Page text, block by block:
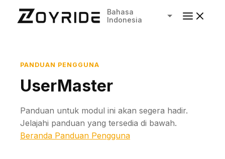
Bahasa
Indonesia
PANDUAN PENGGUNA
UserMaster
Panduan untuk modul ini akan segera hadir.
Jelajahi panduan yang tersedia di bawah.
Beranda Panduan Pengguna